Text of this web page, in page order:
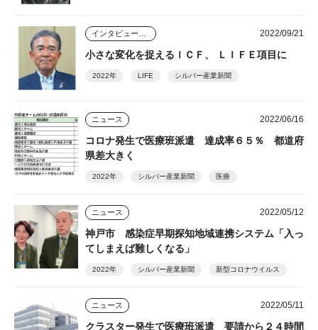
2022/09/21
小さな変化を捉えるＩＣＦ、 ＬＩＦＥ項目に
2022年 LIFE シルバー産業新聞
ニュース 2022/06/16
コロナ発生で医療班派遣 達成率６５％ 都道府
県差大きく
2022年 シルバー産業新聞 医療
ニュース 2022/05/12
神戸市 感染症早期探知地域連携システム「入っ
てしまえば難しくなる」
2022年 シルバー産業新聞 新型コロナウイルス
ニュース 2022/05/11
クラスター発生で医療班派遣 要請から２４時間